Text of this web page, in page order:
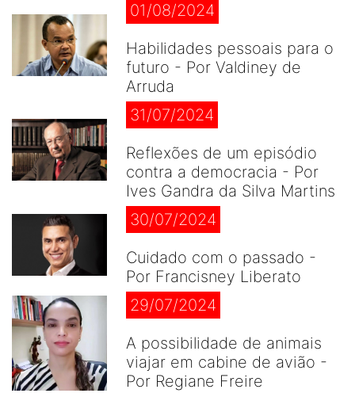
01/08/2024
Habilidades pessoais para o
futuro - Por Valdiney de
Arruda
31/07/2024
Reflexões de um episódio
contra a democracia - Por
Ives Gandra da Silva Martins
30/07/2024
Cuidado com o passado -
Por Francisney Liberato
29/07/2024
A possibilidade de animais
viajar em cabine de avião -
Por Regiane Freire